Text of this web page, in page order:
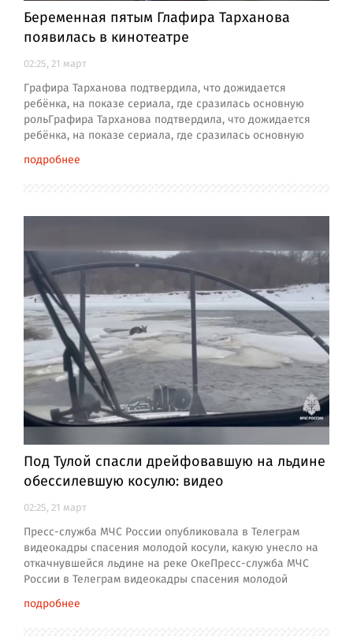
Беременная пятым Глафира Тарханова
появилась в кинотеатре
02:25, 21 март
Графира Тарханова подтвердила, что дожидается
ребёнка, на показе сериала, где сразилась основную
рольГрафира Тарханова подтвердила, что дожидается
ребёнка, на показе сериала, где сразилась основную
подробнее
Под Тулой спасли дрейфовавшую на льдине
обессилевшую косулю: видео
02:25, 21 март
Пресс-служба МЧС России опубликовала в Телеграм
видеокадры спасения молодой косули, какую унесло на
откачнувшейся льдине на реке ОкеПресс-служба МЧС
России в Телеграм видеокадры спасения молодой
подробнее